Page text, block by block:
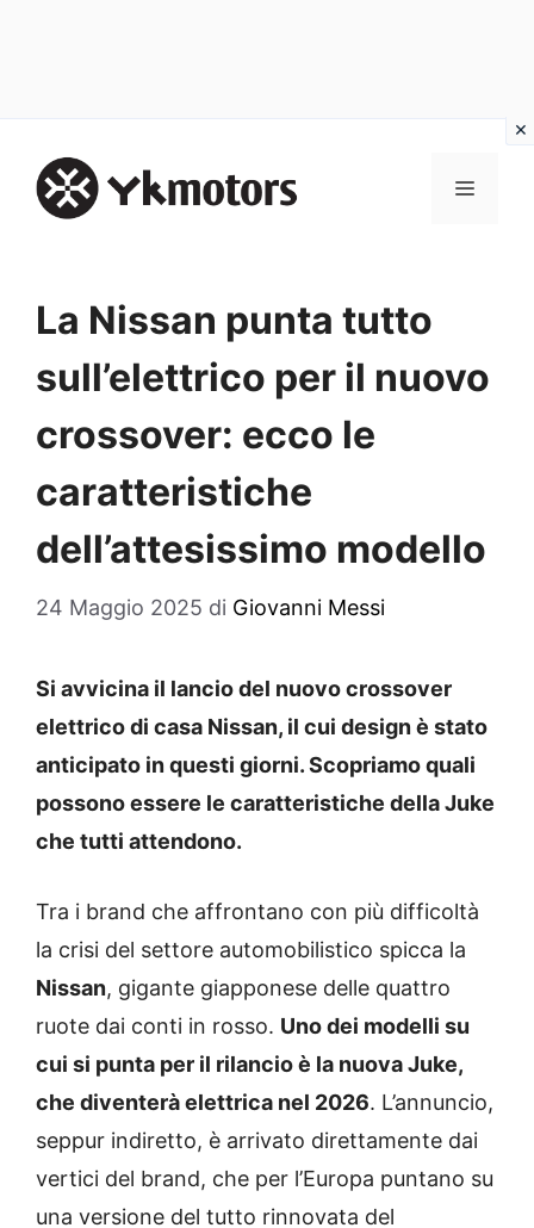
contenuto
MENU
La Nissan punta tutto
sull’elettrico per il nuovo
crossover: ecco le
caratteristiche
dell’attesissimo modello
24 Maggio 2025 di Giovanni Messi
Si avvicina il lancio del nuovo crossover
elettrico di casa Nissan, il cui design è stato
anticipato in questi giorni. Scopriamo quali
possono essere le caratteristiche della Juke
che tutti attendono.
Tra i brand che affrontano con più difficoltà
la crisi del settore automobilistico spicca la
Nissan, gigante giapponese delle quattro
ruote dai conti in rosso. Uno dei modelli su
cui si punta per il rilancio è la nuova Juke,
che diventerà elettrica nel 2026. L’annuncio,
seppur indiretto, è arrivato direttamente dai
vertici del brand, che per l’Europa puntano su
una versione del tutto rinnovata del